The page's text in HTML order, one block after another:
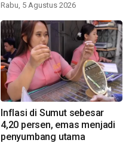
Rabu, 5 Agustus 2026
Inflasi di Sumut sebesar
4,20 persen, emas menjadi
penyumbang utama